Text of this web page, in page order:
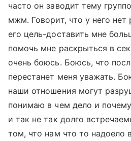
часто он заводит тему
мжм. Говорит, что у него нет
его цель-доставить мне
помочь мне раскрыться в
очень боюсь. Боюсь, что
перестанет меня уважать.
наши отношения могут
понимаю в чем дело и
и так не так долго
том, что нам что то надоело